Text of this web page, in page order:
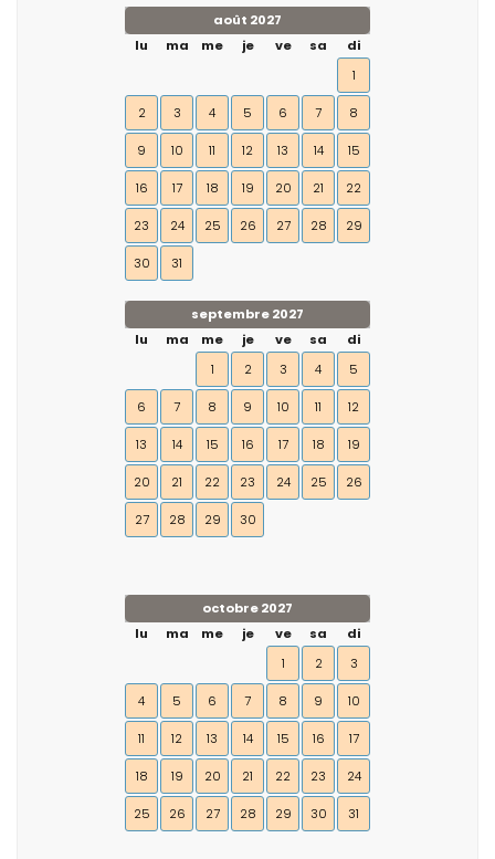
août 2027
lu
ma me je ve sa
di
1
2 3 4 5 6 7 8
9 10 11 12 13 14 15
16 17 18 19 20 21 22
23 24 25 26 27 28 29
30 31
septembre 2027
lu
ma me je ve sa
di
1
2 3 4 5
6 7 8 9 10 11 12
13 14 15 16 17 18 19
20 21 22 23 24 25 26
27 28 29 30
octobre 2027
lu
ma me je ve sa
di
1
2 3
4 5 6 7 8 9 10
11 12 13 14 15 16 17
18 19 20 21 22 23 24
25 26 27 28 29 30 31